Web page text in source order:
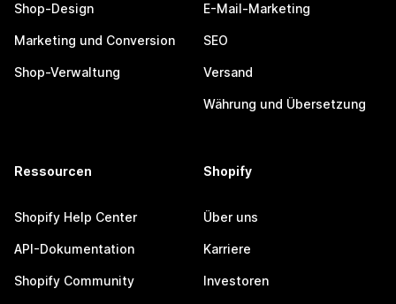
Shop-Design
Marketing und Conversion
Shop-Verwaltung
E-Mail-Marketing
SEO
Versand
Währung und Übersetzung
Ressourcen
Shopify Help Center
API-Dokumentation
Shopify Community
Shopify
Über uns
Karriere
Investoren